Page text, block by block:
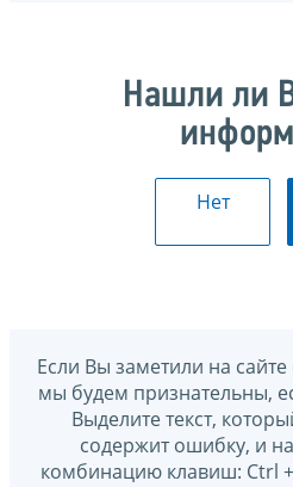
Нашли ли
Нет
Если Вы заметили на
мы будем признательны,
Выделите текст,
содержит ошибку, и
комбинацию клавиш: Ctrl